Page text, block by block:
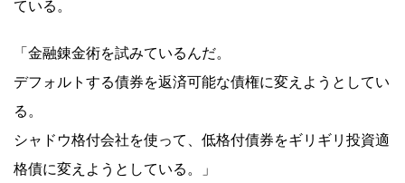
ている。
「金融錬金術を試みているんだ。
デフォルトする債券を返済可能な債権に変えようとしてい
る。
シャドウ格付会社を使って、低格付債券をギリギリ投資適
格債に変えようとしている。」